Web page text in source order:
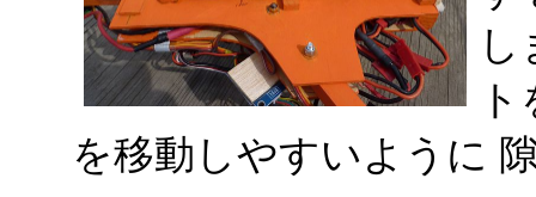
を移動しやすいように